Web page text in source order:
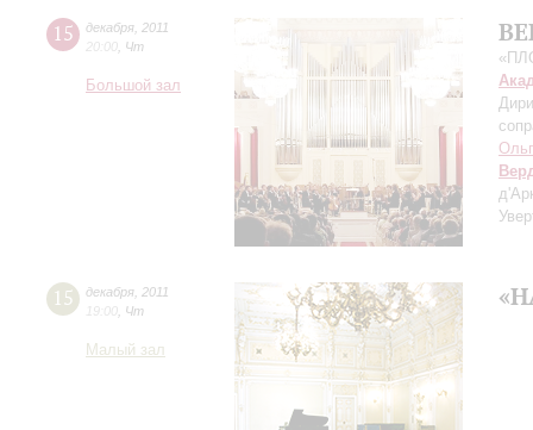
15 декабря 2011
20:00 Чт
Большой зал
15 декабря 2011
19:00 Чт
Малый зал